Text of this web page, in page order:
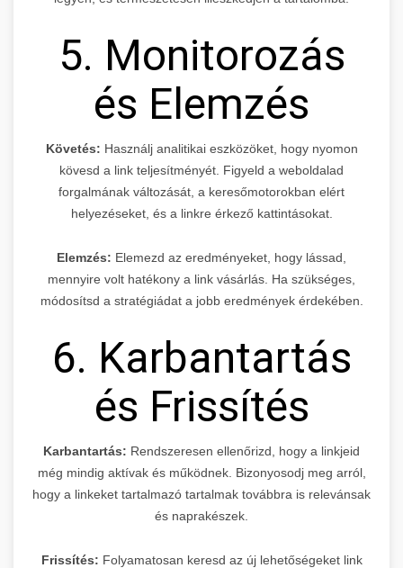
5. Monitorozás
és Elemzés
Követés: Használj analitikai eszközöket, hogy nyomon
kövesd a link teljesítményét. Figyeld a weboldalad
forgalmának változását, a keresőmotorokban elért
helyezéseket, és a linkre érkező kattintásokat.
Elemzés: Elemezd az eredményeket, hogy lássad,
mennyire volt hatékony a link vásárlás. Ha szükséges,
módosítsd a stratégiádat a jobb eredmények érdekében.
6. Karbantartás
és Frissítés
Karbantartás: Rendszeresen ellenőrizd, hogy a linkjeid
még mindig aktívak és működnek. Bizonyosodj meg arról,
hogy a linkeket tartalmazó tartalmak továbbra is relevánsak
és naprakészek.
Frissítés: Folyamatosan keresd az új lehetőségeket link